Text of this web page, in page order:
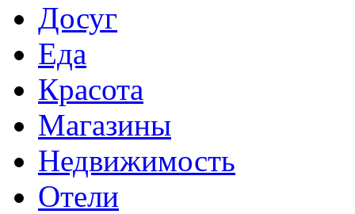
Досуг
Еда
Красота
Магазины
Недвижимость
Отели